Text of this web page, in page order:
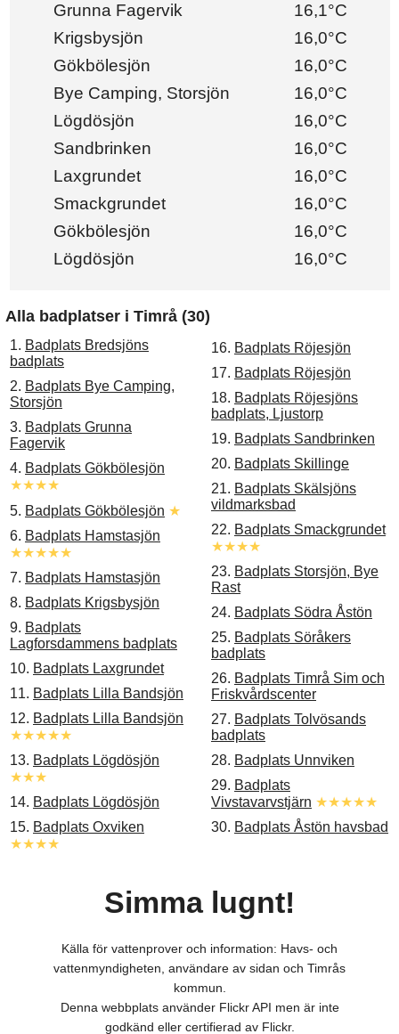
Grunna Fagervik
16,1°C
Krigsbysjön
16,0°C
Gökbölesjön
16,0°C
Bye Camping, Storsjön
16,0°C
Lögdösjön
16,0°C
Sandbrinken
16,0°C
Laxgrundet
16,0°C
Smackgrundet
16,0°C
Gökbölesjön
16,0°C
Lögdösjön
16,0°C
Alla badplatser i Timrå (30)
1. Badplats Bredsjöns
badplats
2. Badplats Bye Camping,
Storsjön
3. Badplats Grunna
Fagervik
4. Badplats Gökbölesjön
★★★★
5. Badplats Gökbölesjön ★
6. Badplats Hamstasjön
★★★★★
7. Badplats Hamstasjön
8. Badplats Krigsbysjön
9. Badplats
Lagforsdammens badplats
10. Badplats Laxgrundet
11. Badplats Lilla Bandsjön
12. Badplats Lilla Bandsjön
★★★★★
13. Badplats Lögdösjön
★★★
14. Badplats Lögdösjön
15. Badplats Oxviken
★★★★
16. Badplats Röjesjön
17. Badplats Röjesjön
18. Badplats Röjesjöns
badplats, Ljustorp
19. Badplats Sandbrinken
20. Badplats Skillinge
21. Badplats Skälsjöns
vildmarksbad
22. Badplats Smackgrundet
★★★★
23. Badplats Storsjön, Bye
Rast
24. Badplats Södra Åstön
25. Badplats Söråkers
badplats
26. Badplats Timrå Sim och
Friskvårdscenter
27. Badplats Tolvösands
badplats
28. Badplats Unnviken
29. Badplats
Vivstavarvstjärn ★★★★★
30. Badplats Åstön havsbad
Simma lugnt!
Källa för vattenprover och information: Havs- och
vattenmyndigheten, användare av sidan och Timrås
kommun.
Denna webbplats använder Flickr API men är inte
godkänd eller certifierad av Flickr.